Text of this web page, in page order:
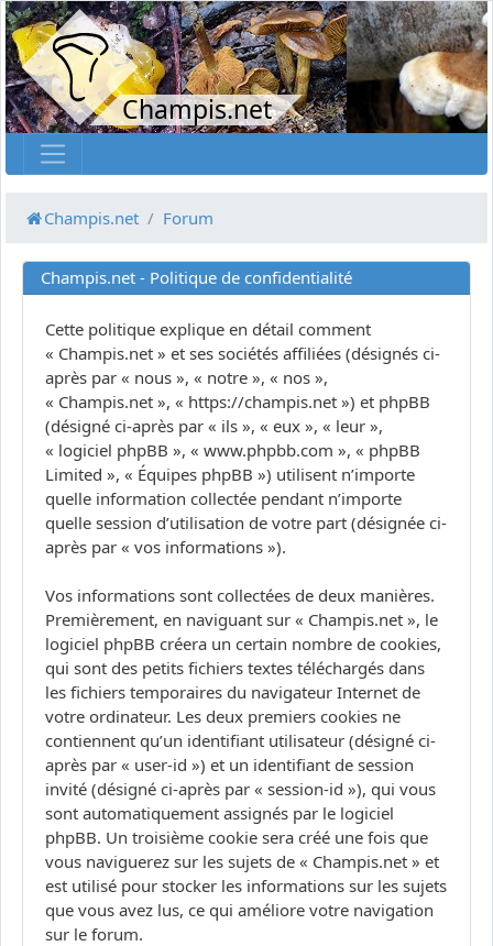
Champis.net
Champis.net Forum
Champis.net - Politique de confidentialité
Cette politique explique en détail comment
« Champis.net » et ses sociétés affiliées (désignés ci-
après par « nous », « notre », « nos »,
« Champis.net », « https://champis.net ») et phpBB
(désigné ci-après par « ils », « eux », « leur »,
« logiciel phpBB », « www.phpbb.com », « phpBB
Limited », « Équipes phpBB ») utilisent n’importe
quelle information collectée pendant n’importe
quelle session d’utilisation de votre part (désignée ci-
après par « vos informations »).
Vos informations sont collectées de deux manières.
Premièrement, en naviguant sur « Champis.net », le
logiciel phpBB créera un certain nombre de cookies,
qui sont des petits fichiers textes téléchargés dans
les fichiers temporaires du navigateur Internet de
votre ordinateur. Les deux premiers cookies ne
contiennent qu’un identifiant utilisateur (désigné ci-
après par « user-id ») et un identifiant de session
invité (désigné ci-après par « session-id »), qui vous
sont automatiquement assignés par le logiciel
phpBB. Un troisième cookie sera créé une fois que
vous naviguerez sur les sujets de « Champis.net » et
est utilisé pour stocker les informations sur les sujets
que vous avez lus, ce qui améliore votre navigation
sur le forum.